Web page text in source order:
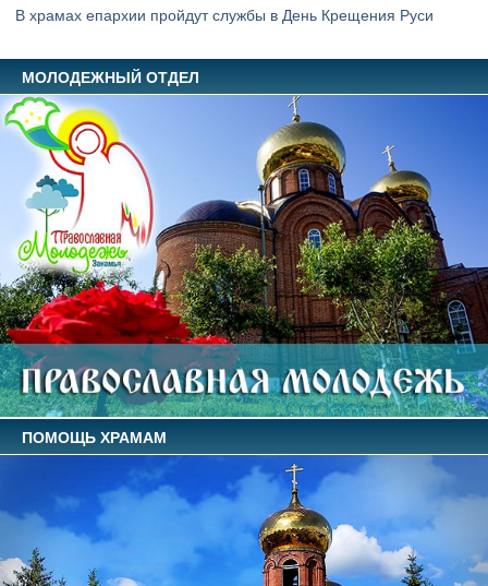
В храмах епархии пройдут службы в День Крещения Руси
МОЛОДЕЖНЫЙ ОТДЕЛ
ПОМОЩЬ ХРАМАМ